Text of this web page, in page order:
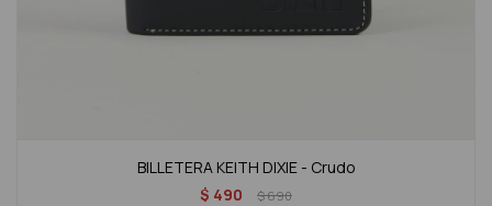
BILLETERA KEITH DIXIE - Crudo
$ 490 $690